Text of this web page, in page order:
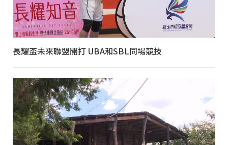
長耀盃未來聯盟開打 UBA和SBL同場競技